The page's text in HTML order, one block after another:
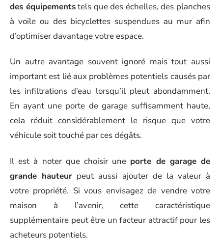
des équipementstels que des échelles, des planches
à voile ou des bicyclettes suspendues au mur afin
d’optimiser davantage votre espace.
Un autre avantage souvent ignoré mais tout aussi
important est lié aux problèmes potentiels causés par
les infiltrations d’eau lorsqu’il pleut abondamment.
En ayant une porte de garage suffisamment haute,
cela réduit considérablement le risque que votre
véhicule soit touché par ces dégâts.
Il est à noter que choisir une porte de garage de
grande hauteur peut aussi ajouter de la valeur à
votre propriété. Si vous envisagez de vendre votre
maison à l’avenir, cette caractéristique
supplémentaire peut être un facteur attractif pour les
acheteurs potentiels.